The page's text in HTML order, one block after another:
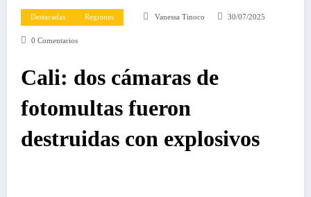
Destacadas Regiones Vanessa Tinoco 30/07/2025
0 Comentarios
Cali: dos cámaras de
fotomultas fueron
destruidas con explosivos